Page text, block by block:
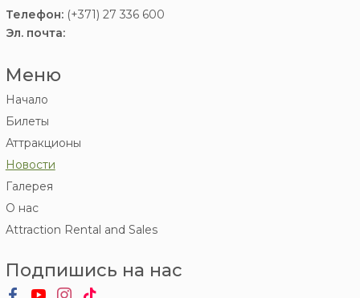
Телефон:(+371) 27 336 600
Эл. почта:
Меню
Начало
Билеты
Аттракционы
Новости
Галерея
О нас
Attraction Rental and Sales
Подпишись на нас